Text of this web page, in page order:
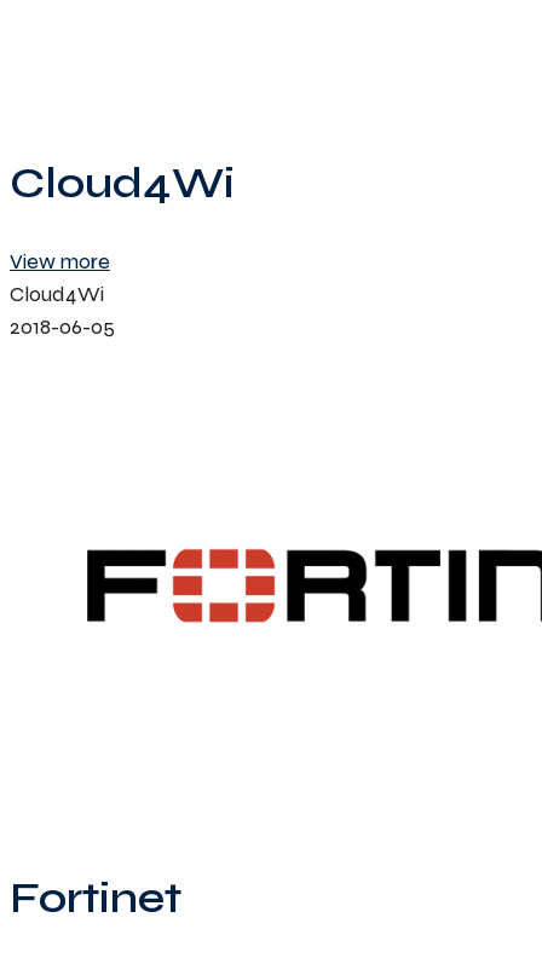
Cloud4Wi
View more
Cloud4Wi
2018-06-05
Fortinet